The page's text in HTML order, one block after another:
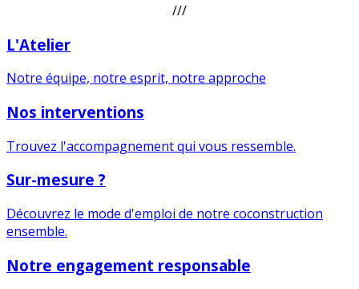
///
L'Atelier
Notre équipe, notre esprit, notre approche
Nos interventions
Trouvez l'accompagnement qui vous ressemble.
Sur-mesure ?
Découvrez le mode d'emploi de notre coconstruction
ensemble.
Notre engagement responsable